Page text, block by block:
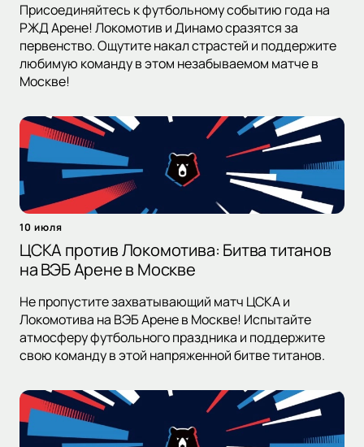
Присоединяйтесь к футбольному событию года на
РЖД Арене! Локомотив и Динамо сразятся за
первенство. Ощутите накал страстей и поддержите
любимую команду в этом незабываемом матче в
Москве!
10 июля
ЦСКА против Локомотива: Битва титанов
на ВЭБ Арене в Москве
Не пропустите захватывающий матч ЦСКА и
Локомотива на ВЭБ Арене в Москве! Испытайте
атмосферу футбольного праздника и поддержите
свою команду в этой напряженной битве титанов.